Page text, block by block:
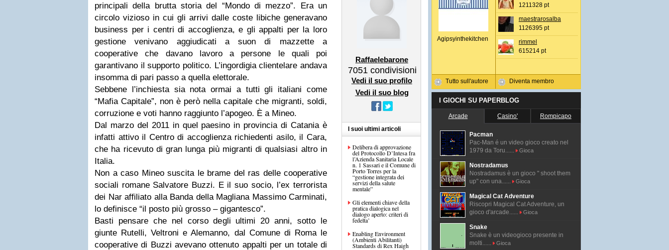
principali della brutta storia del “Mondo di mezzo”. Era un
circolo vizioso in cui gli arrivi dalle coste libiche generavano
business per i centri di accoglienza, e gli appalti per la loro
gestione venivano aggiudicati a suon di mazzette a
cooperative che davano lavoro a persone le quali poi
garantivano il supporto politico. L’ingordigia clientelare andava
insomma di pari passo a quella elettorale.
Sebbene l’inchiesta sia nota ormai a tutti gli italiani come
“Mafia Capitale”, non è però nella capitale che migranti, soldi,
corruzione e voti hanno raggiunto l’apogeo. È a Mineo.
Dal marzo del 2011 in quel paesino in provincia di Catania è
infatti attivo il Centro di accoglienza richiedenti asilo, il Cara,
che ha ricevuto di gran lunga più migranti di qualsiasi altro in
Italia.
Non a caso Mineo suscita le brame del ras delle cooperative
sociali romane Salvatore Buzzi. E il suo socio, l’ex terrorista
dei Nar affiliato alla Banda della Magliana Massimo Carminati,
lo definisce “il posto più grosso – gigantesco”.
Basti pensare che nel corso degli ultimi 20 anni, sotto le
giunte Rutelli, Veltroni e Alemanno, dal Comune di Roma le
cooperative di Buzzi avevano ottenuto appalti per un totale di
Raffaelebarone
7051 condivisioni
Vedi il suo profilo
Vedi il suo blog
I suoi ultimi articoli
Delibera di approvazione
del Protocollo D’Intesa fra
l’Azienda Sanitaria Locale
n. 1 Sassari e il Comune di
Porto Torres per la
“gestione integrata dei
servizi della salute
mentale”
Gli elementi chiave della
pratica dialogica nel
dialogo aperto: criteri di
fedelta’
Enabling Environment
(Ambienti Abilitanti)
Standards di Rex Haigh
Agipsyinthekitchen
Tutto sull'autore
1211328 pt
maestrarosalba
1126395 pt
rimmel
615214 pt
Diventa membro
I GIOCHI SU PAPERBLOG
Arcade Casino' Rompicapo
Pacman
Pac-Man é un video gioco creato nel
1979 da Toru......
Gioca
Nostradamus
Nostradamus è un gioco " shoot them
up" con una......
Gioca
Magical Cat Adventure
Riscopri Magical Cat Adventure, un
gioco d'arcade......
Gioca
Snake
Snake è un videogioco presente in
molti......
Gioca